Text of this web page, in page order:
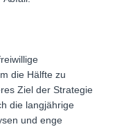
die Hälfte zu
Ziel der Strategie
die langjährige
und enge